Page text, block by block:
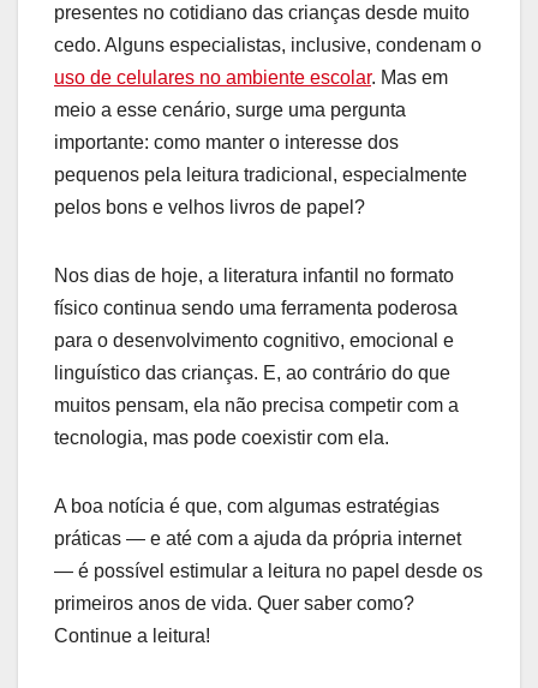
presentes no cotidiano das crianças desde muito
cedo. Alguns especialistas, inclusive, condenam o
uso de celulares no ambiente escolar. Mas em
meio a esse cenário, surge uma pergunta
importante: como manter o interesse dos
pequenos pela leitura tradicional, especialmente
pelos bons e velhos livros de papel?
Nos dias de hoje, a literatura infantil no formato
físico continua sendo uma ferramenta poderosa
para o desenvolvimento cognitivo, emocional e
linguístico das crianças. E, ao contrário do que
muitos pensam, ela não precisa competir com a
tecnologia, mas pode coexistir com ela.
A boa notícia é que, com algumas estratégias
práticas — e até com a ajuda da própria internet
— é possível estimular a leitura no papel desde os
primeiros anos de vida. Quer saber como?
Continue a leitura!